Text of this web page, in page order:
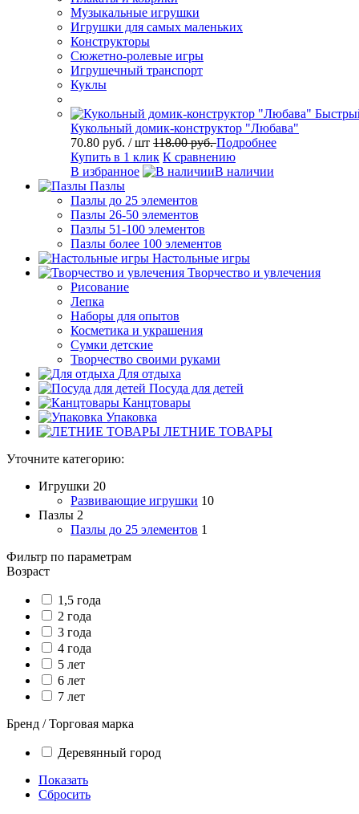
Музыкальные игрушки
Игрушки для самых маленьких
Конструкторы
Сюжетно-ролевые игры
Игрушечный транспорт
Куклы
Кукольный домик-конструктор "Любава"
70.80 руб. / шт 118.00 руб.Подробнее
Купить в 1 клик К сравнению
В избранное
В наличии
Пазлы
Пазлы до 25 элементов
Пазлы 26-50 элементов
Пазлы 51-100 элементов
Пазлы более 100 элементов
Настольные игры
Творчество и увлечения
Рисование
Лепка
Наборы для опытов
Косметика и украшения
Сумки детские
Творчество своими руками
Для отдыха
Посуда для детей
Канцтовары
Упаковка
ЛЕТНИЕ ТОВАРЫ
Уточните категорию:
Игрушки 20
Развивающие игрушки 10
Пазлы 2
Пазлы до 25 элементов 1
Фильтр по параметрам
Возраст
1,5 года
2 года
3 года
4 года
5 лет
6 лет
7 лет
Бренд / Торговая марка
Деревянный город
Показать
Сбросить